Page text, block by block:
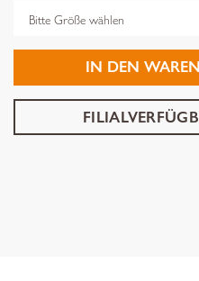
IN DEN